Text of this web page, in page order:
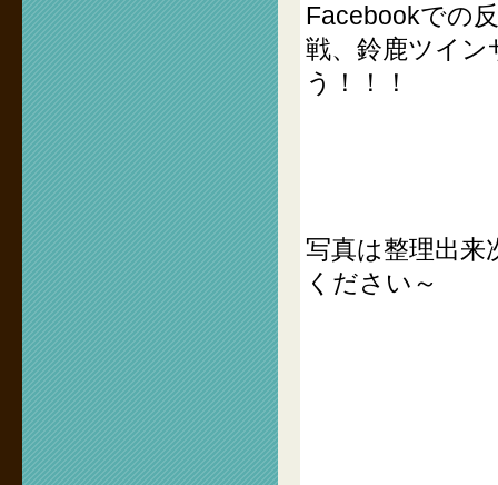
Facebookでの
戦、鈴鹿ツイ
う！！！
写真は整理出
ください～